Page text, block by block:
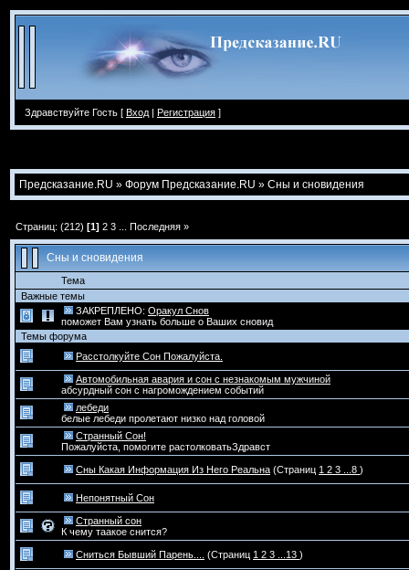
Здравствуйте Гость [ Вход | Регистрация ]
Предсказание.RU » Форум Предсказание.RU » Сны и сновидения
Страниц: (212) [1] 2 3 Последняя »
Сны и сновидения
Тема
Важные темы
ЗАКРЕПЛЕНО: Оракул Снов
поможет Вам узнать больше о Ваших сновид
Темы форума
Расстолкуйте Сон Пожалуйста.
Автомобильная авария и сон с незнакомым мужчиной
абсурдный сон с нагромождением событий
лебеди
белые лебеди пролетают низко над головой
Странный Сон!
Пожалуйста, помогите растолковатьЗдравст
Сны Какая Информация Из Него Реальна (Страниц 1 2 3 ...8 )
Непонятный Сон
Странный сон
К чему таакое снится?
Сниться Бывший Парень.... (Страниц 1 2 3 ...13 )